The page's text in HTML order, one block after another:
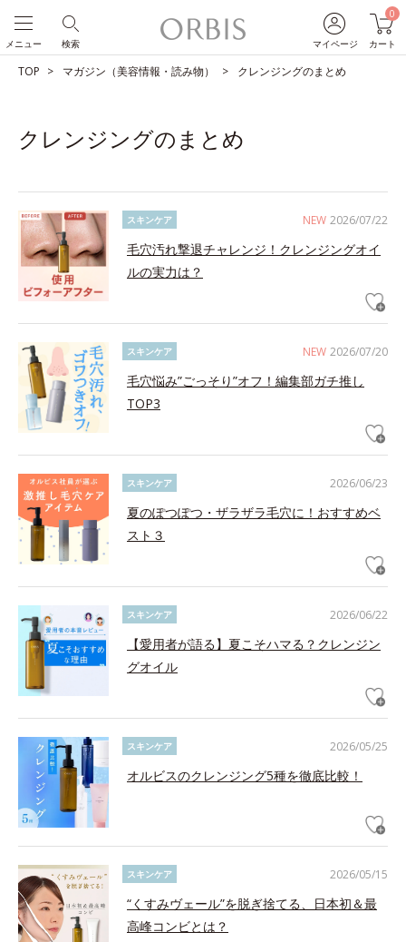
マイページ
0
カート
検索
メニュー
TOP マガジン（美容情報・読み物） クレンジングのまとめ
クレンジングのまとめ
NEW 2026/07/22
スキンケア
毛穴汚れ撃退チャレンジ！クレンジングオイ
ルの実力は？
NEW 2026/07/20
スキンケア
毛穴悩み”ごっそり”オフ！編集部ガチ推し
TOP3
2026/06/23
スキンケア
夏のぽつぽつ・ザラザラ毛穴に！おすすめベ
スト３
2026/06/22
スキンケア
【愛用者が語る】夏こそハマる？クレンジン
グオイル
2026/05/25
スキンケア
オルビスのクレンジング5種を徹底比較！
2026/05/15
スキンケア
“くすみヴェール”を脱ぎ捨てる、日本初＆最
高峰コンビとは？